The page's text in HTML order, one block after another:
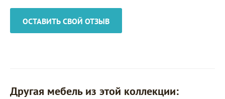
ОСТАВИТЬ СВОЙ ОТЗЫВ
Другая мебель из этой коллекции: